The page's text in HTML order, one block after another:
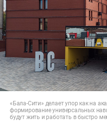
«Бала-Сити» делает упор как на
формирование универсальных
будут жить и работать в быстро